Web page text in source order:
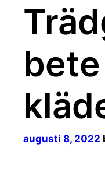
augusti 8, 2022